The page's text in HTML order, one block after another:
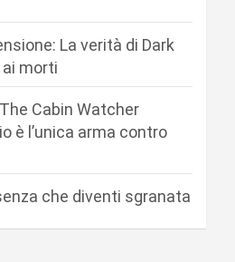
La verità di Dark
morti
Cabin Watcher
è l’unica arma contro
che diventi sgranata